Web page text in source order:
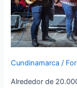
Cundinamarca /
Alrededor de
2023
en
Bogotá